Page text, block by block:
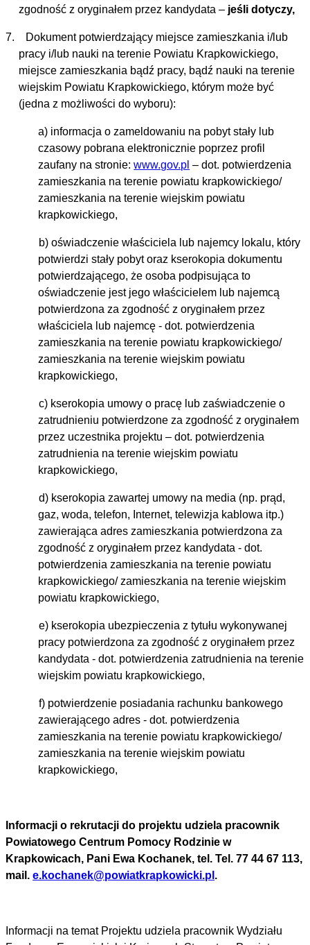
zgodność z oryginałem przez kandydata – jeśli dotyczy,
7. Dokument potwierdzający miejsce zamieszkania i/lub
pracy i/lub nauki na terenie Powiatu Krapkowickiego,
miejsce zamieszkania bądź pracy, bądź nauki na terenie
wiejskim Powiatu Krapkowickiego, którym może być
(jedna z możliwości do wyboru):
a) informacja o zameldowaniu na pobyt stały lub
czasowy pobrana elektronicznie poprzez profil
zaufany na stronie:www.gov.pl – dot. potwierdzenia
zamieszkania na terenie powiatu krapkowickiego/
zamieszkania na terenie wiejskim powiatu
krapkowickiego,
b) oświadczenie właściciela lub najemcy lokalu, który
potwierdzi stały pobyt oraz kserokopia dokumentu
potwierdzającego, że osoba podpisująca to
oświadczenie jest jego właścicielem lub najemcą
potwierdzona za zgodność z oryginałem przez
właściciela lub najemcę - dot. potwierdzenia
zamieszkania na terenie powiatu krapkowickiego/
zamieszkania na terenie wiejskim powiatu
krapkowickiego,
c) kserokopia umowy o pracę lub zaświadczenie o
zatrudnieniu potwierdzone za zgodność z oryginałem
przez uczestnika projektu –dot. potwierdzenia
zatrudnienia na terenie wiejskim powiatu
krapkowickiego,
d) kserokopia zawartej umowy na media (np. prąd,
gaz, woda, telefon, Internet, telewizja kablowa itp.)
zawierająca adres zamieszkania potwierdzona za
zgodność z oryginałem przez kandydata - dot.
potwierdzenia zamieszkania na terenie powiatu
krapkowickiego/zamieszkania na terenie wiejskim
powiatu krapkowickiego,
e) kserokopia ubezpieczenia z tytułu wykonywanej
pracy potwierdzona za zgodność z oryginałem przez
kandydata - dot. potwierdzenia zatrudnienia na terenie
wiejskim powiatu krapkowickiego,
f) potwierdzenie posiadania rachunku bankowego
zawierającego adres - dot. potwierdzenia
zamieszkania na terenie powiatu krapkowickiego/
zamieszkania na terenie wiejskim powiatu
krapkowickiego,
Informacji o rekrutacji do projektu udziela pracownik
Powiatowego Centrum Pomocy Rodzinie w
Krapkowicach, Pani Ewa Kochanek, tel. Tel. 77 44 67 113,
mail. e.kochanek@powiatkrapkowicki.pl .
Informacji na temat Projektu udziela pracownik Wydziału